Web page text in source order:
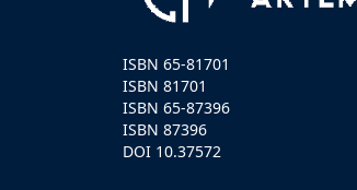
ISBN 65-81701
ISBN 81701
ISBN 65-87396
ISBN 87396
DOI 10.37572